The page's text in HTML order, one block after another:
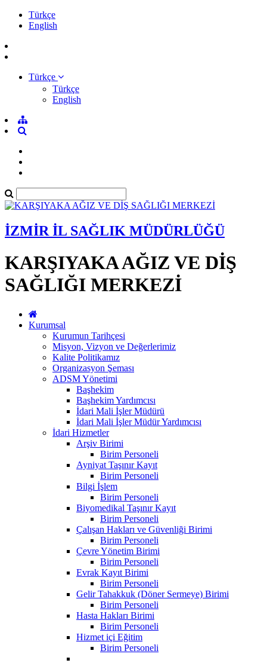
Türkçe
English
Türkçe
Türkçe
English
İZMİR İL SAĞLIK MÜDÜRLÜĞÜ
KARŞIYAKA AĞIZ VE DİŞ
SAĞLIĞI MERKEZİ
Kurumsal
Kurumun Tarihçesi
Misyon, Vizyon ve Değerlerimiz
Kalite Politikamız
Organizasyon Şeması
ADSM Yönetimi
Başhekim
Başhekim Yardımcısı
İdari Mali İşler Müdürü
İdari Mali İşler Müdür Yardımcısı
İdari Hizmetler
Arşiv Birimi
Birim Personeli
Ayniyat Taşınır Kayıt
Birim Personeli
Bilgi İşlem
Birim Personeli
Biyomedikal Taşınır Kayıt
Birim Personeli
Çalışan Hakları ve Güvenliği Birimi
Birim Personeli
Çevre Yönetim Birimi
Birim Personeli
Evrak Kayıt Birimi
Birim Personeli
Gelir Tahakkuk (Döner Sermeye) Birimi
Birim Personeli
Hasta Hakları Birimi
Birim Personeli
Hizmet içi Eğitim
Birim Personeli